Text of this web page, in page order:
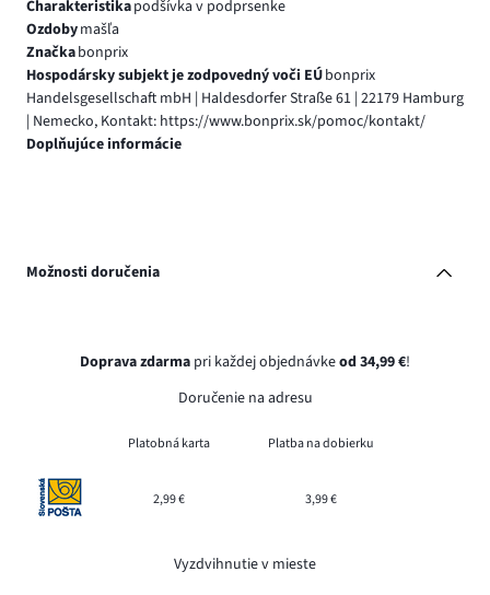
Charakteristikapodšívka v podprsenke
Ozdobymašľa
Značkabonprix
Hospodársky subjekt je zodpovedný voči EÚbonprix
Handelsgesellschaft mbH | Haldesdorfer Straße 61 | 22179 Hamburg
| Nemecko, Kontakt: https://www.bonprix.sk/pomoc/kontakt/
Doplňujúce informácie
Možnosti doručenia
Doprava zdarma pri každej objednávkeod 34,99 €!
Doručenie na adresu
Platobná karta Platba na dobierku
2,99 € 3,99 €
Vyzdvihnutie v mieste